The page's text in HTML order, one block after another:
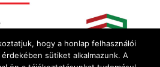
hogy a honlap felhasználói
sütiket alkalmazunk. A